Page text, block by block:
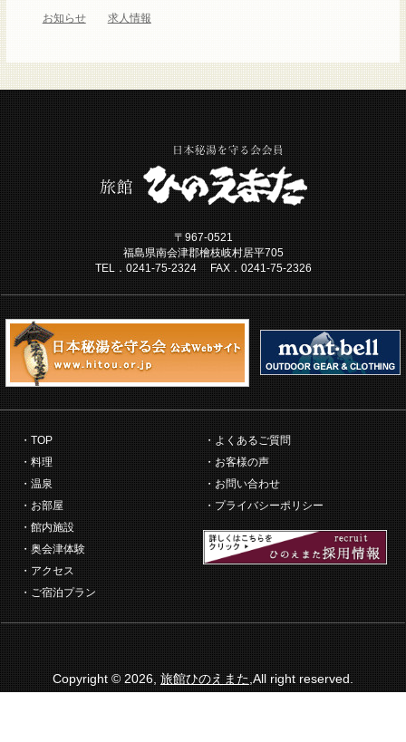
お知らせ 求人情報
〒967-0521
福島県南会津郡檜枝岐村居平705
TEL．0241-75-2324 FAX．0241-75-2326
TOP
料理
温泉
お部屋
館内施設
奥会津体験
アクセス
ご宿泊プラン
よくあるご質問
お客様の声
お問い合わせ
プライバシーポリシー
Copyright © 2026,旅館ひのえまた,All right reserved.